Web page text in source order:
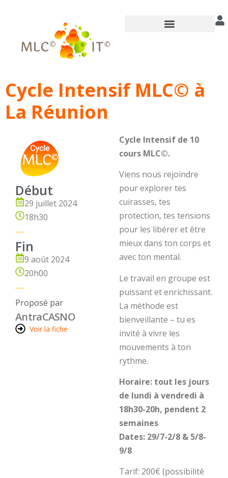
Cycle Intensif MLC© à
La Réunion
Début
29 juillet 2024
18h30
Fin
9 août 2024
20h00
Proposé par
AntraCASNO
Voir la fiche
Cycle Intensif de 10
cours MLC©.
Viens nous rejoindre
pour explorer tes
cuirasses, tes
protection, tes tensions
pour les libérer et être
mieux dans ton corps et
avec ton mental.
Le travail en groupe est
puissant et enrichissant.
La méthode est
bienveillante – tu es
invité à vivre les
mouvements à ton
rythme.
Horaire: tout les jours
de lundi à vendredi à
18h30-20h, pendent 2
semaines
Dates: 29/7-2/8 & 5/8-
9/8
Tarif: 200€ (possibilité